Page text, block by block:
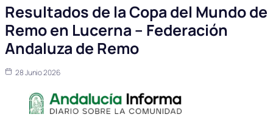
Resultados de la Copa del Mundo de
Remo en Lucerna – Federación
Andaluza de Remo
28 Junio 2026